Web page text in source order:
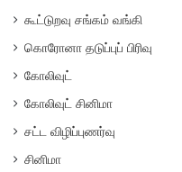
கூட்டுறவு சங்கம் வங்கி
கொரோனா தடுப்புப் பிரிவு
கோலிவுட்
கோலிவுட் சினிமா
சட்ட விழிப்புணர்வு
சினிமா